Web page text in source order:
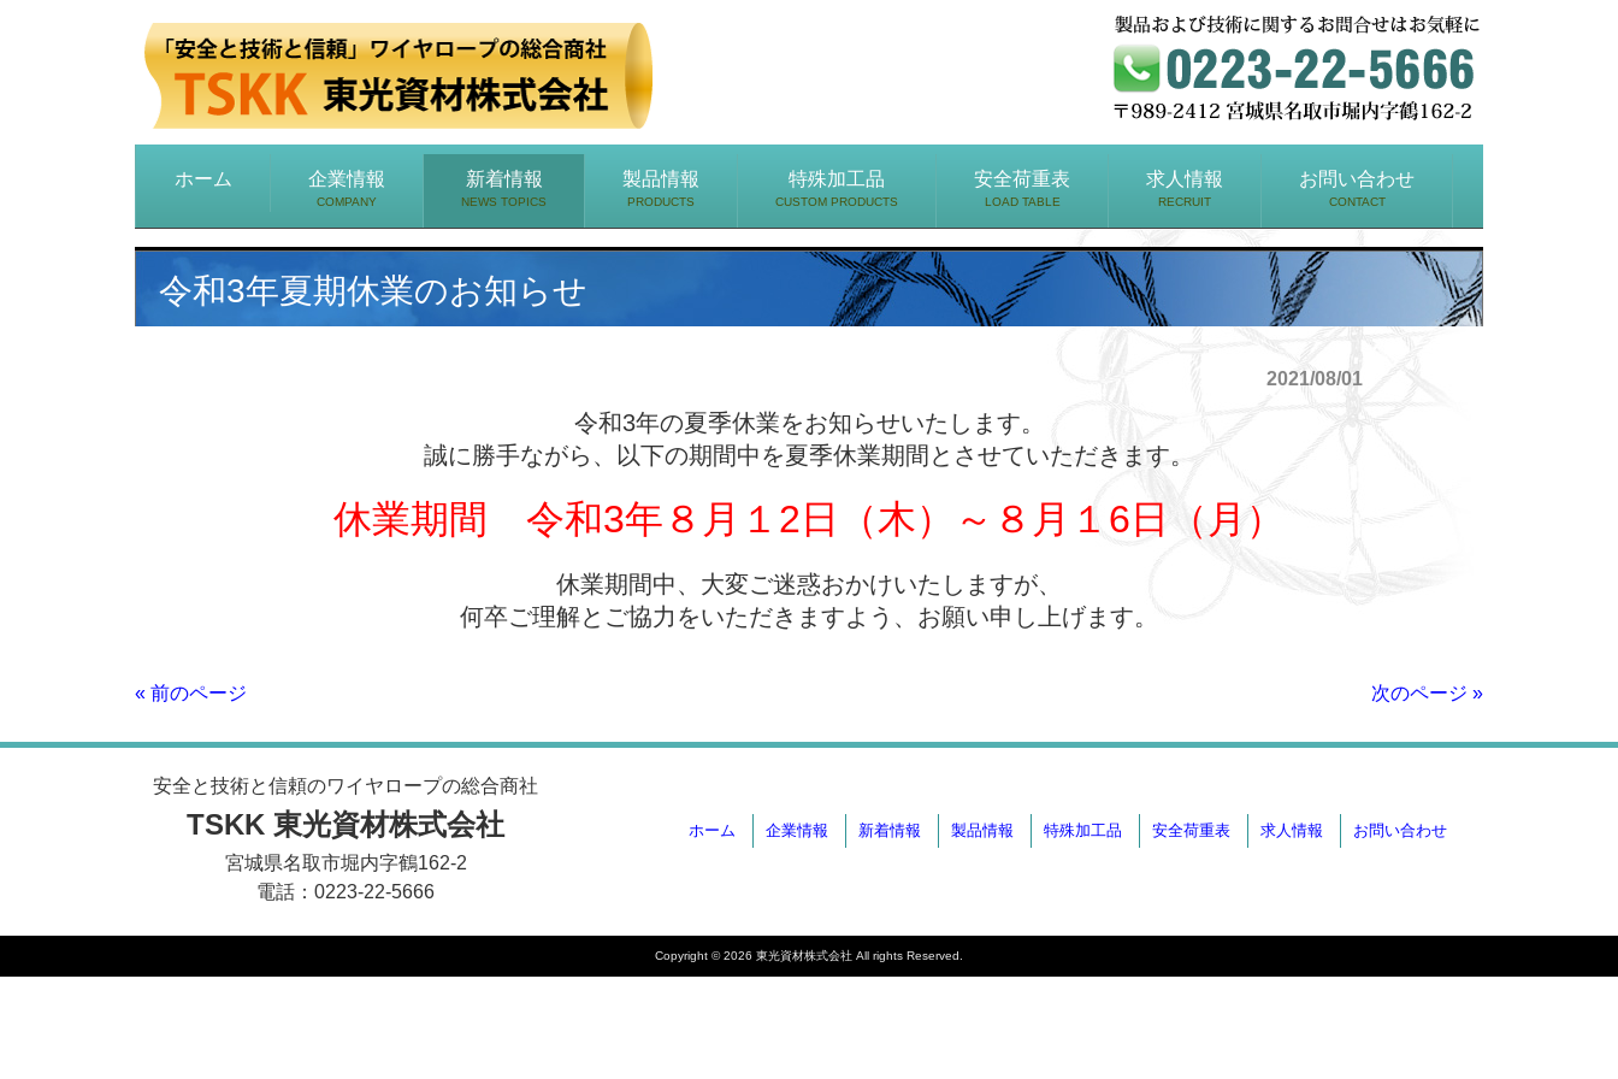
ホーム 企業情報
COMPANY
新着情報
NEWS TOPICS
製品情報
PRODUCTS
特殊加工品
CUSTOM PRODUCTS
安全荷重表
LOAD TABLE
求人情報
RECRUIT
お問い合わせ
CONTACT
令和3年夏期休業のお知らせ
2021/08/01
令和3年の夏季休業をお知らせいたします。
誠に勝手ながら、以下の期間中を夏季休業期間とさせていただきます。
休業期間 令和3年８月１2日（木）～８月１6日（月）
休業期間中、大変ご迷惑おかけいたしますが、
何卒ご理解とご協力をいただきますよう、お願い申し上げます。
« 前のページ 次のページ »
安全と技術と信頼のワイヤロープの総合商社
TSKK 東光資材株式会社
宮城県名取市堀内字鶴162-2
電話：0223-22-5666
ホーム 企業情報 新着情報 製品情報 特殊加工品 安全荷重表 求人情報 お問い合わせ
Copyright © 2026 東光資材株式会社 All rights Reserved.